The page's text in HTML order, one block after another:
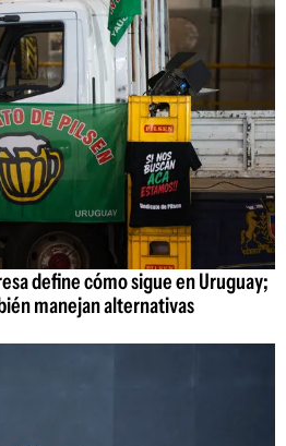
define cómo sigue en Uruguay;
manejan alternativas